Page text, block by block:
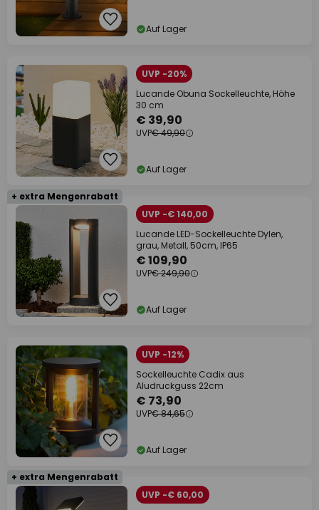
Auf Lager
UVP -20%
Lucande Obuna Sockelleuchte, Höhe
30 cm
€ 39,90
UVP€ 49,90
Auf Lager
+ extra Mengenrabatt
UVP -€ 140,00
Lucande LED-Sockelleuchte Dylen,
grau, Metall, 50cm, IP65
€ 109,90
UVP€ 249,90
Auf Lager
UVP -12%
Sockelleuchte Cadix aus
Aludruckguss 22cm
€ 73,90
UVP€ 84,65
Auf Lager
+ extra Mengenrabatt
UVP -€ 60,00